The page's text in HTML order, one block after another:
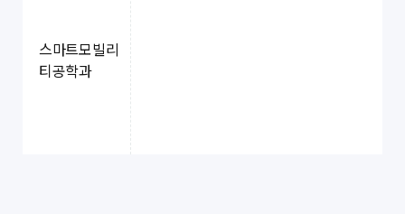
스마트모빌리
티공학과